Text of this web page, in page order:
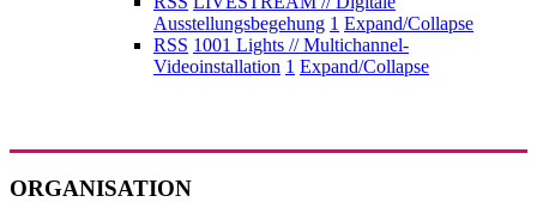
Ausstellungsbegehung 1 Expand/Collapse
RSS 1001 Lights // Multichannel-
Videoinstallation 1 Expand/Collapse
ORGANISATION